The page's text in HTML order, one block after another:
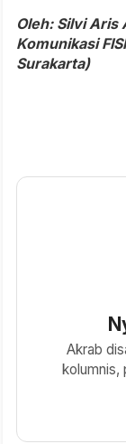
Oleh: Silvi Aris
Komunikasi
Surakarta)
Akrab
kolumnis,